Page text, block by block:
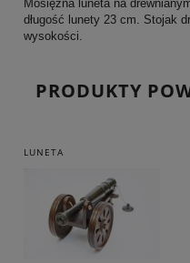
Mosiężna luneta na
długość lunety 23 cm. Stojak
wysokości.
PRODUKTY
LUNETA